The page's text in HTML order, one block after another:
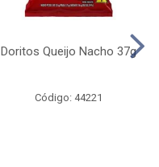
Doritos Queijo Nacho 37g
Código: 44221